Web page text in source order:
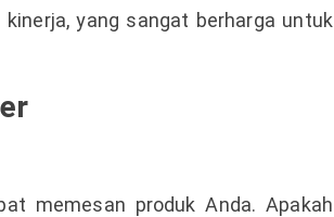
yang sangat berharga untuk
memesan produk Anda. Apakah